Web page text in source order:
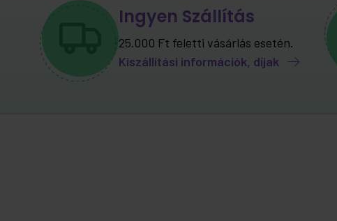
Ingyen Szállítás
25.000 Ft feletti vásárlás esetén.
Kiszállítási információk, díjak